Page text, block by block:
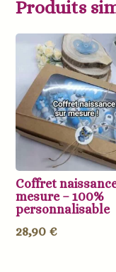
Produits
Coffret
mesure – 100%
personnalisable
28,90 €